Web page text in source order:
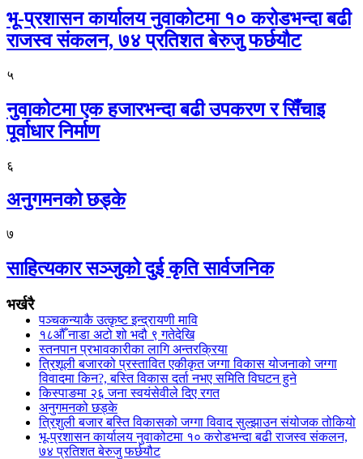
भू-प्रशासन कार्यालय नुवाकोटमा १० करोडभन्दा बढी
राजस्व संकलन, ७४ प्रतिशत बेरुजु फर्छयौट
५
नुवाकोटमा एक हजारभन्दा बढी उपकरण र सिँचाइ
पूर्वाधार निर्माण
६
अनुगमनको छड्के
७
साहित्यकार सञ्जुको दुई कृति सार्वजनिक
भर्खरै
पञ्चकन्याकै उत्कृष्ट इन्द्रायणी मावि
१८औँ नाडा अटो शो भदौ ९ गतेदेखि
स्तनपान प्रभावकारीका लागि अन्तरक्रिया
त्रिशूली बजारको प्रस्तावित एकीकृत जग्गा विकास योजनाको जग्गा
विवादमा किन?, बस्ति विकास दर्ता नभए समिति विघटन हुने
किस्पाङमा २६ जना स्वयंसेवीले दिए रगत
अनुगमनको छड्के
त्रिशुली बजार बस्ति विकासको जग्गा विवाद सुल्झाउन संयोजक तोकियो
भू-प्रशासन कार्यालय नुवाकोटमा १० करोडभन्दा बढी राजस्व संकलन,
७४ प्रतिशत बेरुजु फर्छयौट